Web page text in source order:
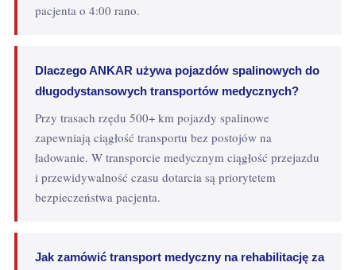
pacjenta o 4:00 rano.
Dlaczego ANKAR używa pojazdów spalinowych do
długodystansowych transportów medycznych?
Przy trasach rzędu 500+ km pojazdy spalinowe
zapewniają ciągłość transportu bez postojów na
ładowanie. W transporcie medycznym ciągłość przejazdu
i przewidywalność czasu dotarcia są priorytetem
bezpieczeństwa pacjenta.
Jak zamówić transport medyczny na rehabilitację za